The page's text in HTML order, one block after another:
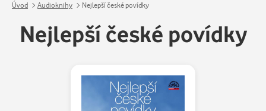
Úvod Audioknihy Nejlepší české povídky
Nejlepší české povídky